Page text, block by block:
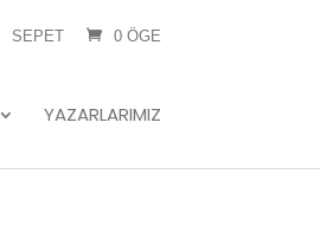
SEPET 0 ÖGE
YAZARLARIMIZ